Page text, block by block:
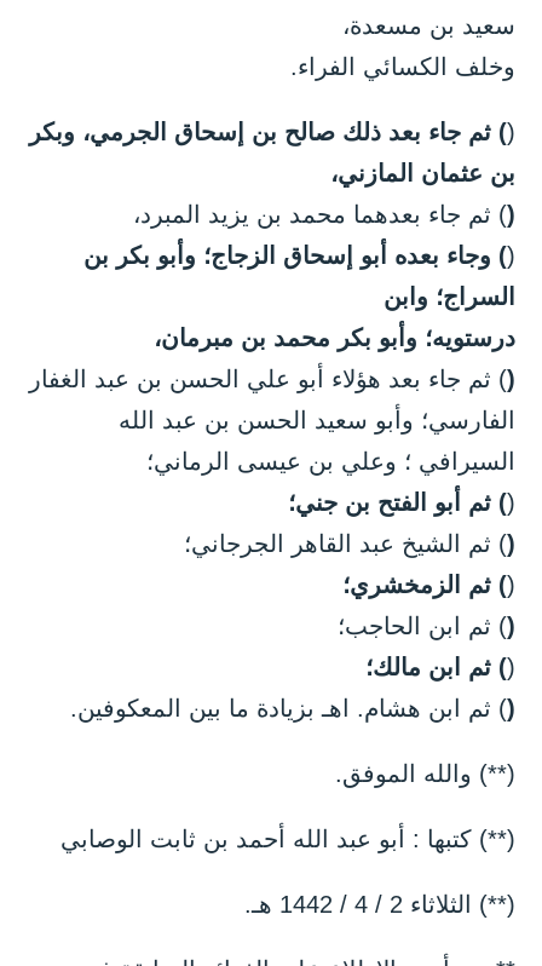
سعيد بن مسعدة،
وخلف الكسائي الفراء.
() ثم جاء بعد ذلك صالح بن إسحاق الجرمي، وبكر
بن عثمان المازني،
() ثم جاء بعدهما محمد بن يزيد المبرد،
() وجاء بعده أبو إسحاق الزجاج؛ وأبو بكر بن
السراج؛ وابن
درستويه؛ وأبو بكر محمد بن مبرمان،
() ثم جاء بعد هؤلاء أبو علي الحسن بن عبد الغفار
الفارسي؛ وأبو سعيد الحسن بن عبد الله
السيرافي ؛ وعلي بن عيسى الرماني؛
() ثم أبو الفتح بن جني؛
() ثم الشيخ عبد القاهر الجرجاني؛
() ثم الزمخشري؛
() ثم ابن الحاجب؛
() ثم ابن مالك؛
() ثم ابن هشام. اهـ بزيادة ما بين المعكوفين.
(**) والله الموفق.
(**) كتبها : أبو عبد الله أحمد بن ثابت الوصابي
(**) الثلاثاء 2 / 4 / 1442 هـ.